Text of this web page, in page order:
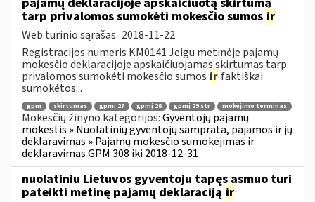
tarp privalomos sumokėti mokesčio sumos ir
Web turinio sąrašas 2018-11-22
Registracijos numeris KM0141 Jeigu metinėje pajamų
mokesčio deklaracijoje apskaičiuojamas skirtumas tarp
privalomos sumokėti mokesčio sumos ir faktiškai
sumokėtos...
gpm skirtumas gpmį 27 gpmį 28 gpmį 29 str mokėjimo terminas
Mokesčių žinyno kategorijos:Gyventojų pajamų
mokestis » Nuolatinių gyventojų samprata, pajamos ir jų
deklaravimas » Pajamų mokesčio sumokėjimas ir
deklaravimas GPM 308 iki 2018-12-31
nuolatiniu Lietuvos gyventoju tapęs asmuo turi
pateikti metinę pajamų deklaraciją ir